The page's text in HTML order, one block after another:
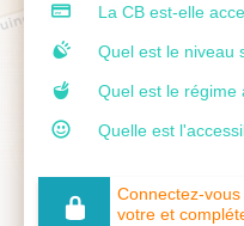
La CB est-elle
Quel est le niveau
Quel est le régime
Quelle est
Connectez-
votre et